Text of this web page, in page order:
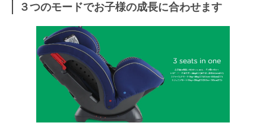
３つのモードでお子様の成長に合わせます